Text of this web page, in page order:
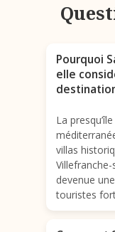
Pourquoi
elle
La
villas
devenue
touristes